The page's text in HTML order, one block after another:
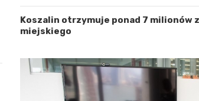
Koszalin otrzymuje ponad 7 milionów
miejskiego